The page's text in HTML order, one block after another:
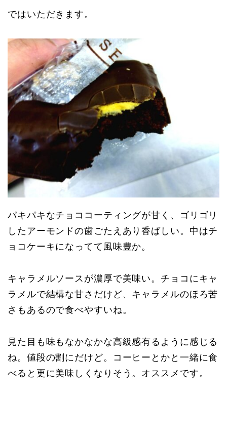
ではいただきます。
パキパキなチョココーティングが甘く、ゴリゴリ
したアーモンドの歯ごたえあり香ばしい。中はチ
ョコケーキになってて風味豊か。
キャラメルソースが濃厚で美味い。チョコにキャ
ラメルで結構な甘さだけど、キャラメルのほろ苦
さもあるので食べやすいね。
見た目も味もなかなかな高級感有るように感じる
ね。値段の割にだけど。コーヒーとかと一緒に食
べると更に美味しくなりそう。オススメです。